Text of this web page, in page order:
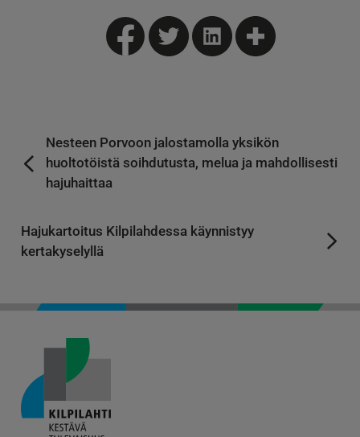
Nesteen Porvoon jalostamolla yksikön
huoltotöistä soihdutusta, melua ja mahdollisesti
hajuhaittaa
Hajukartoitus Kilpilahdessa käynnistyy
kertakyselyllä